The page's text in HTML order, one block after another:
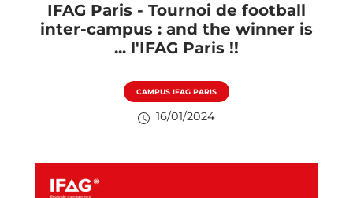
IFAG Paris - Tournoi de football
inter-campus : and the winner is
... l'IFAG Paris !!
CAMPUS IFAG PARIS
16/01/2024